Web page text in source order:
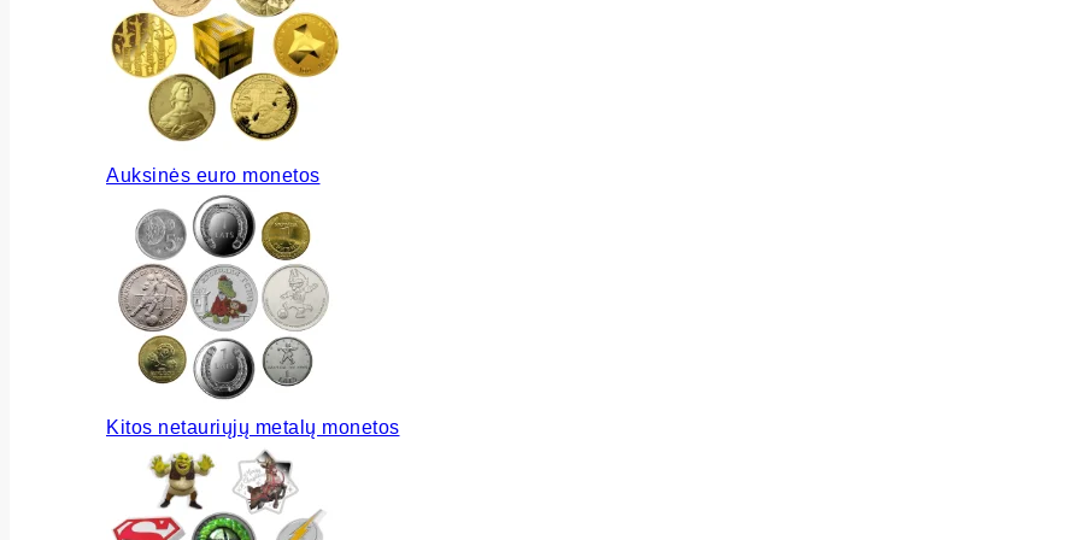
Auksinės euro monetos
Kitos netauriųjų metalų monetos